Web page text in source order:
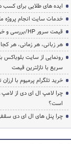
ایده های طلایی برای کسب
خدمات سایت انجام پروژه
قیمت سرور HP/بررسی و خرید سرور اچ پی
هر زبانی، هر زمانی، هر
رونمایی از سایت
سریع با نازلترین قیمت
خرید تلگرام پرمیوم با
چرا لامپ ال ای دی از
است؟
چرا پنل های ال ای دی